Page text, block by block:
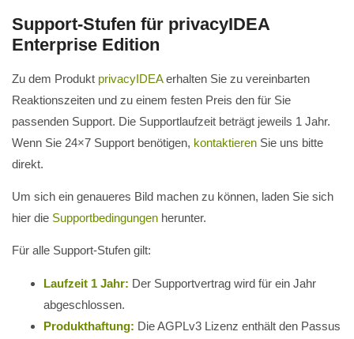
Support-Stufen für privacyIDEA
Enterprise Edition
Zu dem Produkt privacyIDEAerhalten Sie zu vereinbarten
Reaktionszeiten und zu einem festen Preis den für Sie
passenden Support. Die Supportlaufzeit beträgt jeweils 1 Jahr.
Wenn Sie 24×7 Support benötigen, kontaktieren Sie uns bitte
direkt.
Um sich ein genaueres Bild machen zu können, laden Sie sich
hier die Supportbedingungen herunter.
Für alle Support-Stufen gilt:
Laufzeit 1 Jahr: Der Supportvertrag wird für ein Jahr
abgeschlossen.
Produkthaftung: Die AGPLv3 Lizenz enthält den Passus